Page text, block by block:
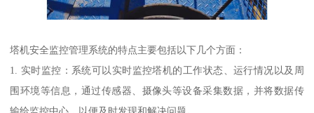
塔机安全监控管理系统的特点主要包括以下几个方面：
1. 实时监控：系统可以实时监控塔机的工作状态、运行情况以及周
围环境等信息，通过传感器、摄像头等设备采集数据，并将数据传